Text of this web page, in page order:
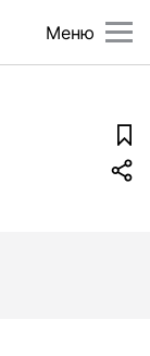
Меню